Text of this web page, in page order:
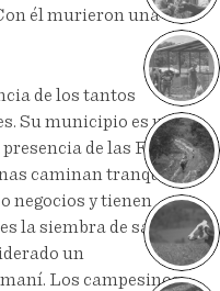
él murieron una
de los tantos
Su municipio es uno
de las Farc en
caminan tranquilas,
negocios y tienen
la siembra de sacha
un
Los campesinos,